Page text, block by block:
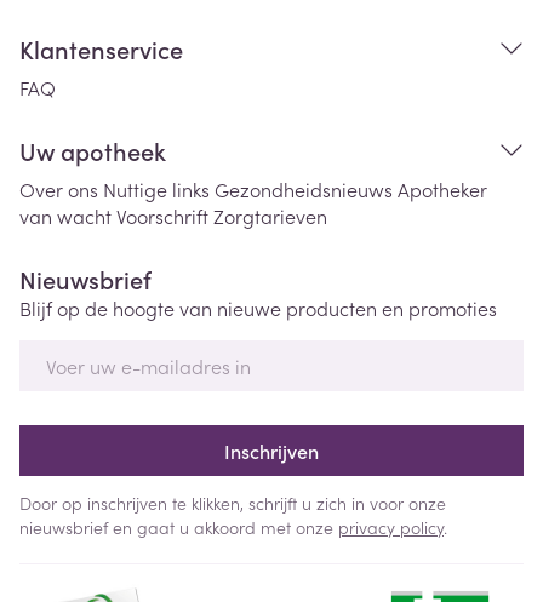
Klantenservice
FAQ
Uw apotheek
Over ons Nuttige links Gezondheidsnieuws Apotheker
van wachtVoorschriftZorgtarieven
Nieuwsbrief
Blijf op de hoogte van nieuwe producten en promoties
Inschrijven
Door op inschrijven te klikken, schrijft u zich in voor onze
nieuwsbrief en gaat u akkoord met onze privacy policy.